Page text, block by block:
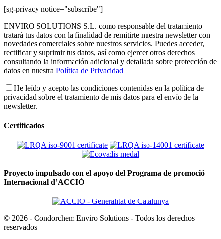
[sg-privacy notice="subscribe"]
ENVIRO SOLUTIONS S.L. como responsable del tratamiento
tratará tus datos con la finalidad de remitirte nuestra newsletter con
novedades comerciales sobre nuestros servicios. Puedes acceder,
rectificar y suprimir tus datos, así como ejercer otros derechos
consultando la información adicional y detallada sobre protección de
datos en nuestra Política de Privacidad
He leído y acepto las condiciones contenidas en la política de
privacidad sobre el tratamiento de mis datos para el envío de la
newsletter.
Certificados
Proyecto impulsado con el apoyo del Programa de promoció
Internacional d’ACCIÓ
© 2026 - Condorchem Enviro Solutions - Todos los derechos
reservados